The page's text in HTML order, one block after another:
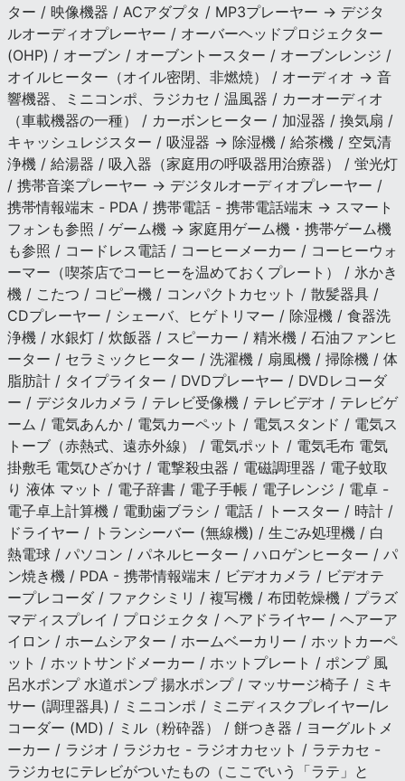
ター / 映像機器 / ACアダプタ / MP3プレーヤー → デジタ
ルオーディオプレーヤー / オーバーヘッドプロジェクター
(OHP) / オーブン / オーブントースター / オーブンレンジ /
オイルヒーター（オイル密閉、非燃焼） / オーディオ → 音
響機器、ミニコンポ、ラジカセ / 温風器 / カーオーディオ
（車載機器の一種） / カーボンヒーター / 加湿器 / 換気扇 /
キャッシュレジスター / 吸湿器 → 除湿機 / 給茶機 / 空気清
浄機 / 給湯器 / 吸入器（家庭用の呼吸器用治療器） / 蛍光灯
/ 携帯音楽プレーヤー → デジタルオーディオプレーヤー /
携帯情報端末 - PDA / 携帯電話 - 携帯電話端末 → スマート
フォンも参照 / ゲーム機 → 家庭用ゲーム機・携帯ゲーム機
も参照 / コードレス電話 / コーヒーメーカー / コーヒーウォ
ーマー（喫茶店でコーヒーを温めておくプレート） / 氷かき
機 / こたつ / コピー機 / コンパクトカセット / 散髪器具 /
CDプレーヤー / シェーバ、ヒゲトリマー / 除湿機 / 食器洗
浄機 / 水銀灯 / 炊飯器 / スピーカー / 精米機 / 石油ファンヒ
ーター / セラミックヒーター / 洗濯機 / 扇風機 / 掃除機 / 体
脂肪計 / タイプライター / DVDプレーヤー / DVDレコーダ
ー / デジタルカメラ / テレビ受像機 / テレビデオ / テレビゲ
ーム / 電気あんか / 電気カーペット / 電気スタンド / 電気ス
トーブ（赤熱式、遠赤外線） / 電気ポット / 電気毛布 電気
掛敷毛 電気ひざかけ / 電撃殺虫器 / 電磁調理器 / 電子蚊取
り 液体 マット / 電子辞書 / 電子手帳 / 電子レンジ / 電卓 -
電子卓上計算機 / 電動歯ブラシ / 電話 / トースター / 時計 /
ドライヤー / トランシーバー (無線機) / 生ごみ処理機 / 白
熱電球 / パソコン / パネルヒーター / ハロゲンヒーター / パ
ン焼き機 / PDA - 携帯情報端末 / ビデオカメラ / ビデオテ
ープレコーダ / ファクシミリ / 複写機 / 布団乾燥機 / プラズ
マディスプレイ / プロジェクタ / ヘアドライヤー / ヘアーア
イロン / ホームシアター / ホームベーカリー / ホットカーペ
ット / ホットサンドメーカー / ホットプレート / ポンプ 風
呂水ポンプ 水道ポンプ 揚水ポンプ / マッサージ椅子 / ミキ
サー (調理器具) / ミニコンポ / ミニディスクプレイヤー/レ
コーダー (MD) / ミル（粉砕器） / 餅つき器 / ヨーグルトメ
ーカー / ラジオ / ラジカセ - ラジオカセット / ラテカセ -
ラジカセにテレビがついたもの（ここでいう「ラテ」と